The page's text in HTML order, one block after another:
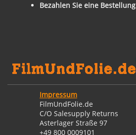
Bezahlen Sie eine Bestellung
Impressum
FilmUndFolie.de
C/O Salesupply Returns
Asterlager Straße 97
+49 800 0009101